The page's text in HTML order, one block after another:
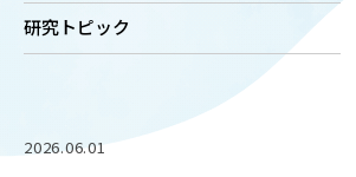
研究トピック
2026.06.01